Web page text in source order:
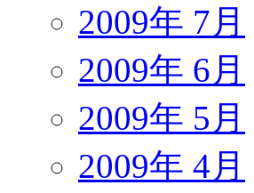
2009年 7月
2009年 6月
2009年 5月
2009年 4月